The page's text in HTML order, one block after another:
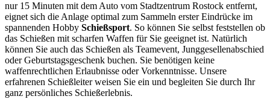
nur 15 Minuten mit dem Auto vom Stadtzentrum Rostock entfernt,
eignet sich die Anlage optimal zum Sammeln erster Eindrücke im
spannenden Hobby Schießsport. So können Sie selbst feststellen ob
das Schießen mit scharfen Waffen für Sie geeignet ist. Natürlich
können Sie auch das Schießen als Teamevent, Junggesellenabschied
oder Geburtstagsgeschenk buchen. Sie benötigen keine
waffenrechtlichen Erlaubnisse oder Vorkenntnisse. Unsere
erfahrenen Schießleiter weisen Sie ein und begleiten Sie durch Ihr
ganz persönliches Schießerlebnis.